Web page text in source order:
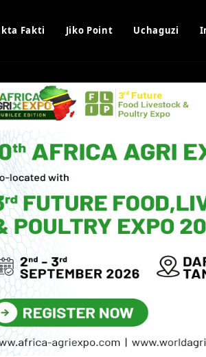
Fakti Jiko Point Uchaguzi